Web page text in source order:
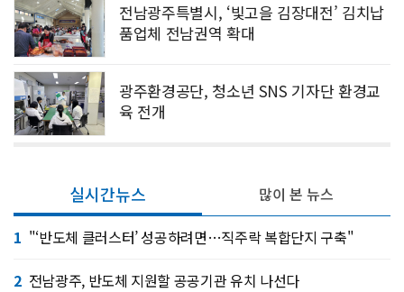
전남광주특별시, ‘빛고을 김장대전’ 김치납
품업체 전남권역 확대
광주환경공단, 청소년 SNS 기자단 환경교
육 전개
실시간뉴스
1 "‘반도체 클러스터’ 성공하려면…직주락 복합단지 구축"
2 전남광주, 반도체 지원할 공공기관 유치 나선다
많이 본 뉴스